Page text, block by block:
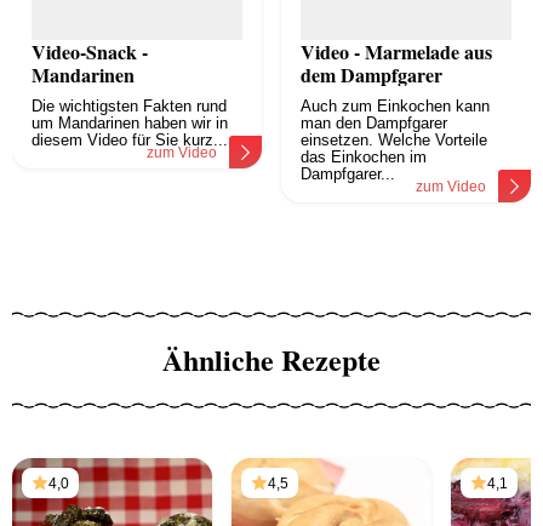
Video-Snack -
Mandarinen
Die wichtigsten Fakten rund
um Mandarinen haben wir in
diesem Video für Sie kurz...
zum Video
Video - Marmelade aus
dem Dampfgarer
Auch zum Einkochen kann
man den Dampfgarer
einsetzen. Welche Vorteile
das Einkochen im
Dampfgarer...
zum Video
Ähnliche Rezepte
4,0 4,5 4,1